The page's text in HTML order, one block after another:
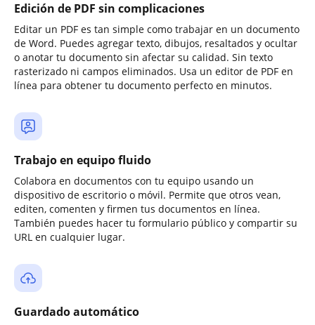
Edición de PDF sin complicaciones
Editar un PDF es tan simple como trabajar en un documento
de Word. Puedes agregar texto, dibujos, resaltados y ocultar
o anotar tu documento sin afectar su calidad. Sin texto
rasterizado ni campos eliminados. Usa un editor de PDF en
línea para obtener tu documento perfecto en minutos.
Trabajo en equipo fluido
Colabora en documentos con tu equipo usando un
dispositivo de escritorio o móvil. Permite que otros vean,
editen, comenten y firmen tus documentos en línea.
También puedes hacer tu formulario público y compartir su
URL en cualquier lugar.
Guardado automático